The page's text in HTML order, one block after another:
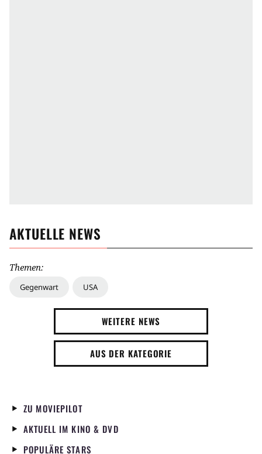
AKTUELLE NEWS
Themen:
Gegenwart USA
WEITERE NEWS
AUS DER KATEGORIE
ZU MOVIEPILOT
AKTUELL IM KINO & DVD
POPULÄRE STARS